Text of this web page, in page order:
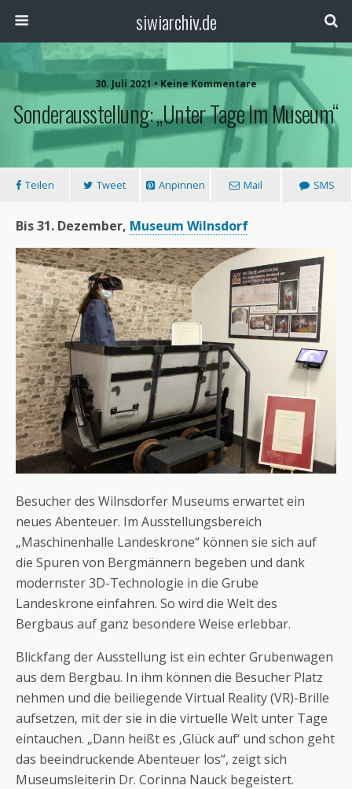
siwiarchiv.de
30. Juli 2021 • Keine Kommentare
Sonderausstellung: „Unter Tage Im Museum“
Teilen Tweet Anpinnen Mail SMS
Bis 31. Dezember, Museum Wilnsdorf
Besucher des Wilnsdorfer Museums erwartet ein
neues Abenteuer. Im Ausstellungsbereich
„Maschinenhalle Landeskrone“ können sie sich auf
die Spuren von Bergmännern begeben und dank
modernster 3D-Technologie in die Grube
Landeskrone einfahren. So wird die Welt des
Bergbaus auf ganz besondere Weise erlebbar.
Blickfang der Ausstellung ist ein echter Grubenwagen
aus dem Bergbau. In ihm können die Besucher Platz
nehmen und die beiliegende Virtual Reality (VR)-Brille
aufsetzen, mit der sie in die virtuelle Welt unter Tage
eintauchen. „Dann heißt es ‚Glück auf‘ und schon geht
das beeindruckende Abenteuer los“, zeigt sich
Museumsleiterin Dr. Corinna Nauck begeistert.